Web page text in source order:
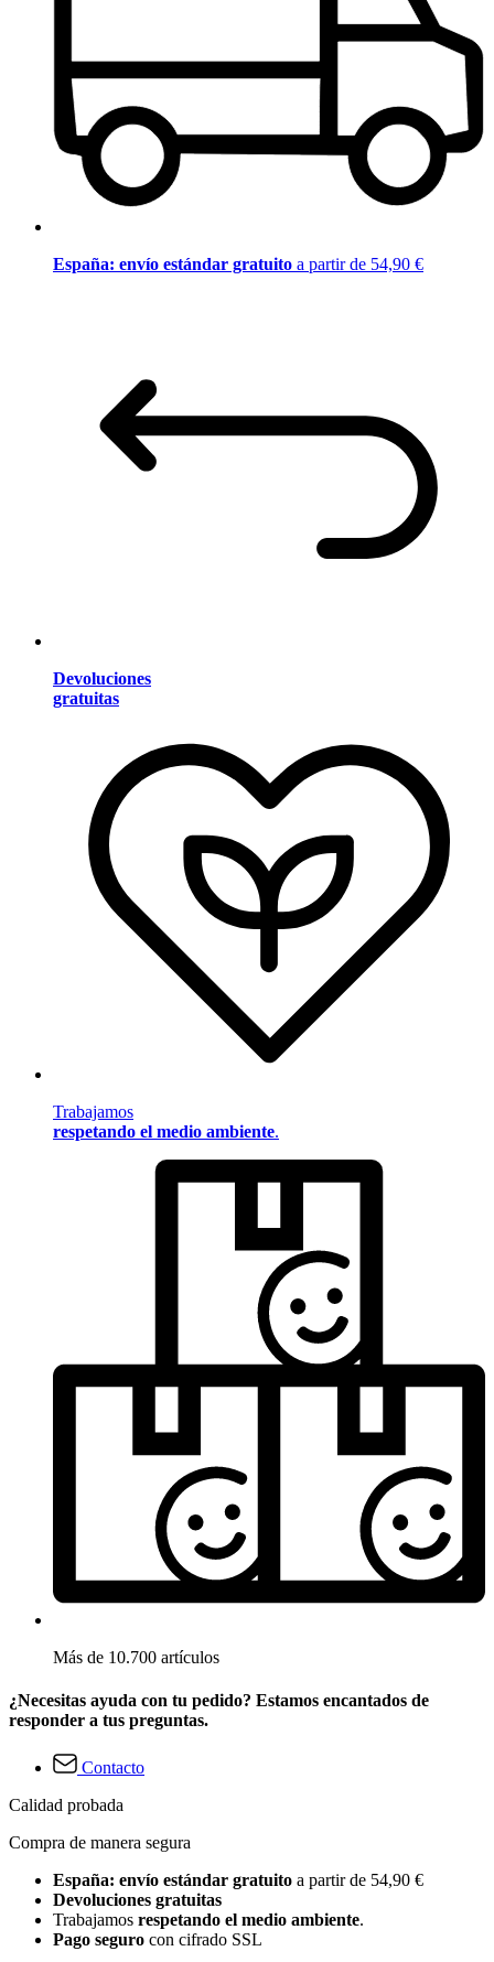
España: envío estándar gratuito a partir de 54,90 €
Devoluciones
gratuitas
Trabajamos
respetando el medio ambiente.
Más de 10.700 artículos
¿Necesitas ayuda con tu pedido? Estamos encantados de
responder a tus preguntas.
Contacto
Calidad probada
Compra de manera segura
España: envío estándar gratuito a partir de 54,90 €
Devoluciones gratuitas
Trabajamos respetando el medio ambiente.
Pago seguro con cifrado SSL